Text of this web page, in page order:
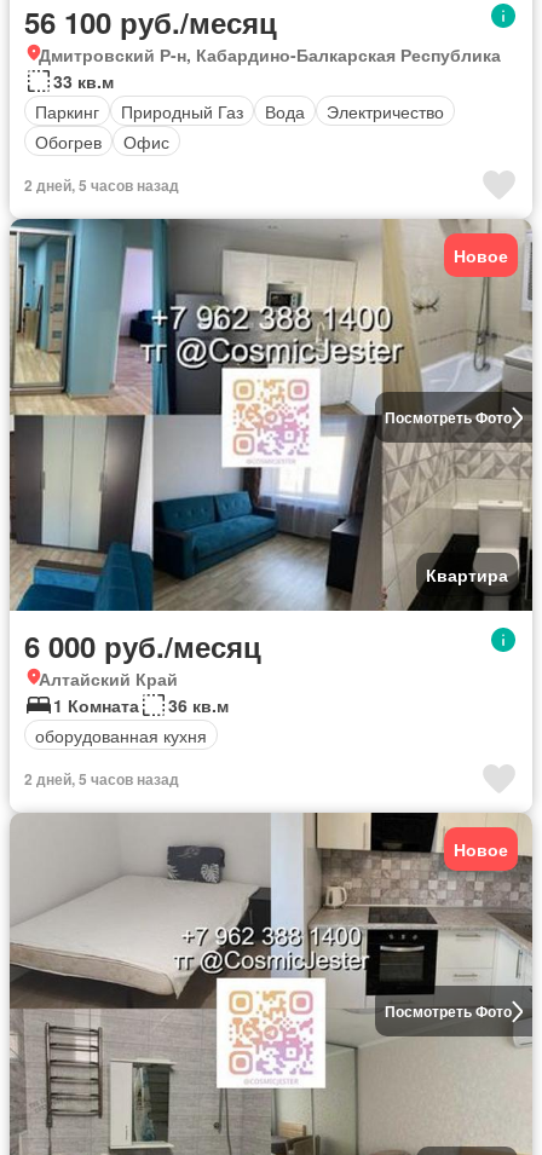
56 100 руб./месяц
Дмитровский Р-н, Кабардино-Балкарская Республика
33 кв.м
Паркинг
Природный Газ Вода
Электричество
Обогрев
Офис
2 дней, 5 часов назад
Посмотреть Фото
Новое
Квартира
6 000 руб./месяц
Алтайский Край
1 Комната
36 кв.м
оборудованная кухня
2 дней, 5 часов назад
Посмотреть Фото
Новое